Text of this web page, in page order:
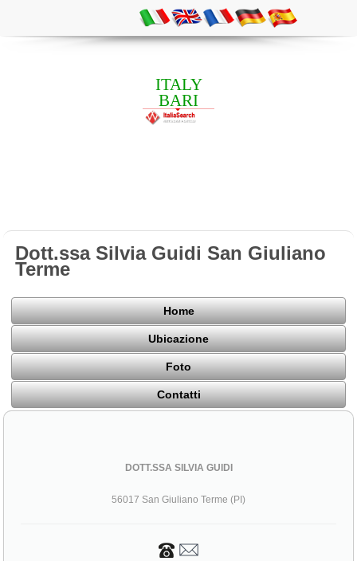
ITALY
BARI
Dott.ssa Silvia Guidi San Giuliano
Terme
Home
Ubicazione
Foto
Contatti
DOTT.SSA SILVIA GUIDI
56017 San Giuliano Terme (PI)